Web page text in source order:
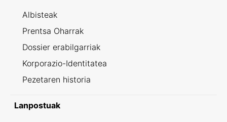
Albisteak
Prentsa Oharrak
Dossier erabilgarriak
Korporazio-Identitatea
Pezetaren historia
Lanpostuak